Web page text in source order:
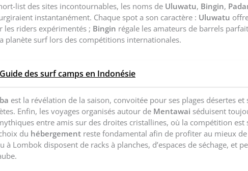
list des sites incontournables, les noms de Uluwatu, Bingin,
instantanément. Chaque spot a son caractère : Uluwatu
les riders expérimentés ; Bingin régale les amateurs de barrels
planète surf lors des compétitions internationales.
Guide des surf camps en Indonésie
est la révélation de la saison, convoitée pour ses plages désertes et
Enfin, les voyages organisés autour de Mentawai séduisent
entre amis sur des droites cristallines, où la compétition est
du hébergement reste fondamental afin de profiter au mieux de
à Lombok disposent de racks à planches, d’espaces de séchage, et